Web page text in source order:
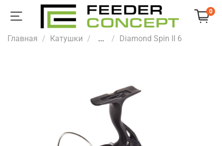
0
Главная Катушки ... Diamond Spin II 6